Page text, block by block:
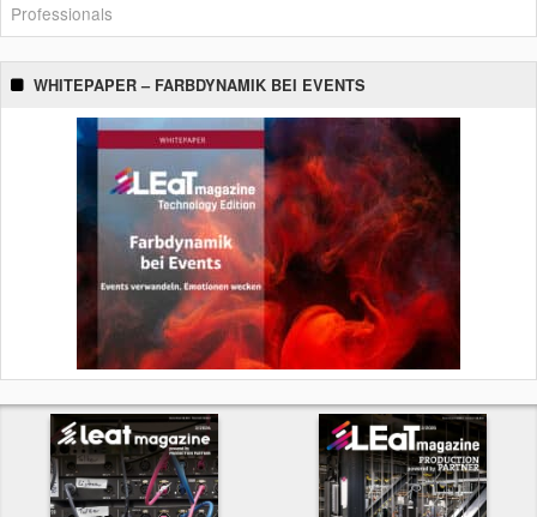
Professionals
WHITEPAPER – FARBDYNAMIK BEI EVENTS